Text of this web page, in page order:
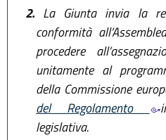
2.La Giunta invia la
conformità
procedere
unitamente al
della Commissione
del Regolamento
legislativa.